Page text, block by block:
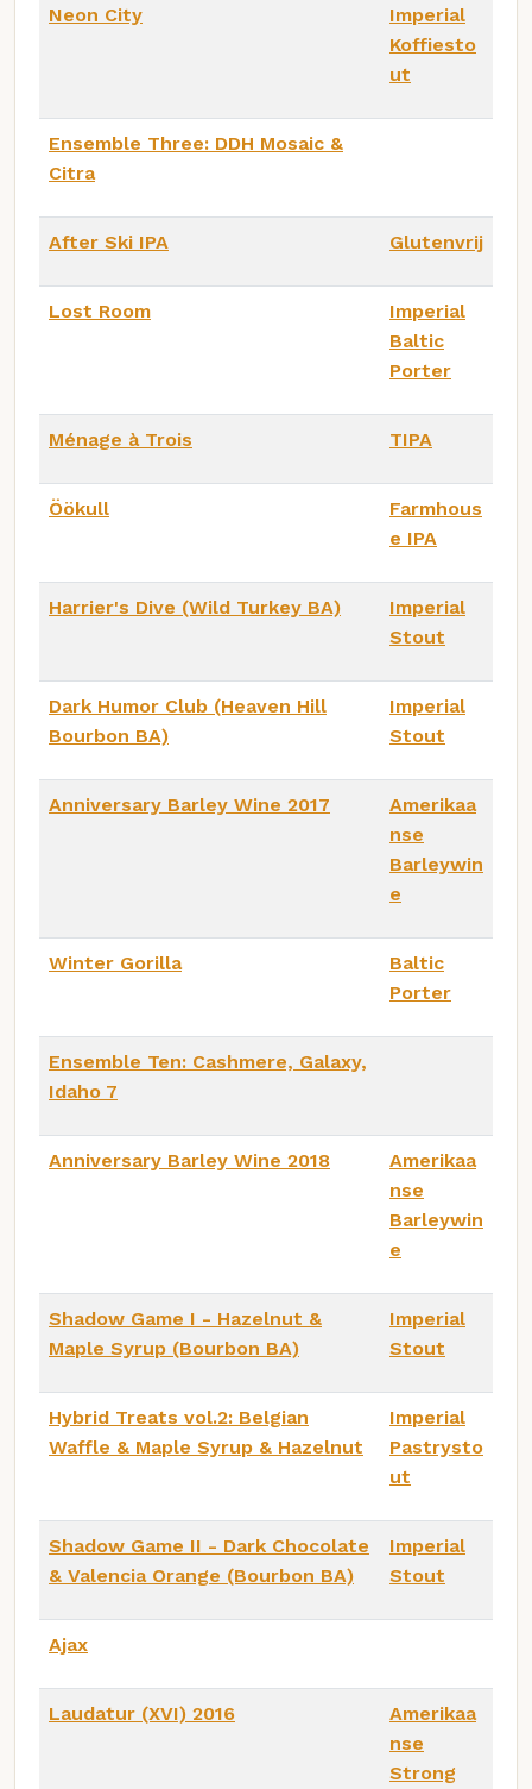
Neon City
Imperial
Koffiesto
ut
Ensemble Three: DDH Mosaic &
Citra
After Ski IPA Glutenvrij
Lost Room
Imperial
Baltic
Porter
Ménage à Trois TIPA
Öökull
Farmhous
e IPA
Harrier's Dive (Wild Turkey BA)
Imperial
Stout
Dark Humor Club (Heaven Hill
Bourbon BA)
Imperial
Stout
Anniversary Barley Wine 2017
Amerikaa
nse
Barleywin
e
Winter Gorilla
Baltic
Porter
Ensemble Ten: Cashmere, Galaxy,
Idaho 7
Anniversary Barley Wine 2018
Amerikaa
nse
Barleywin
e
Shadow Game I - Hazelnut &
Maple Syrup (Bourbon BA)
Imperial
Stout
Hybrid Treats vol.2: Belgian
Waffle & Maple Syrup & Hazelnut
Imperial
Pastrysto
ut
Shadow Game II - Dark Chocolate
& Valencia Orange (Bourbon BA)
Imperial
Stout
Ajax
Laudatur (XVI) 2016
Amerikaa
nse
Strong